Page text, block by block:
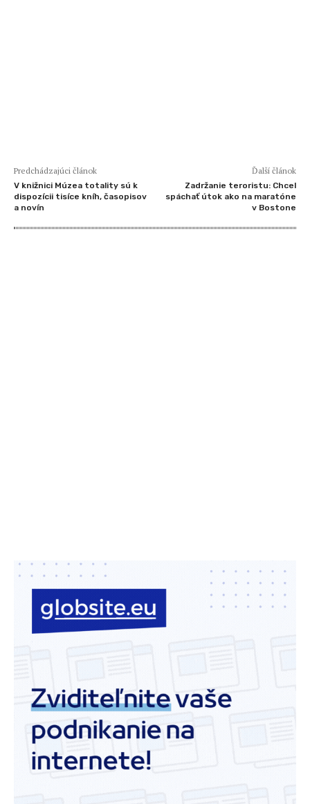
Predchádzajúci článok
V knižnici Múzea totality sú k
dispozícii tisíce kníh, časopisov
a novín
Ďalší článok
Zadržanie teroristu: Chcel
spáchať útok ako na maratóne
v Bostone